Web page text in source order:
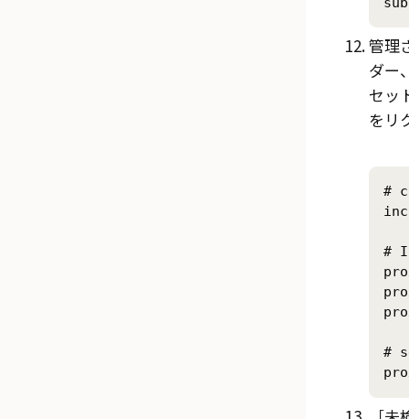
管理
ダー
セッ
をリ
#
#
#